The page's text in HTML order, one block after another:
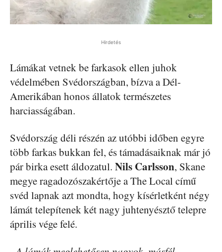
Hirdetés
Lámákat vetnek be farkasok ellen juhok
védelmében Svédországban, bízva a Dél-
Amerikában honos állatok természetes
harciasságában.
Svédország déli részén az utóbbi időben egyre
több farkas bukkan fel, és támadásaiknak már jó
pár birka esett áldozatul. Nils Carlsson, Skane
megye ragadozószakértője a The Local című
svéd lapnak azt mondta, hogy kísérletként négy
lámát telepítenek két nagy juhtenyésztő telepre
április vége felé.